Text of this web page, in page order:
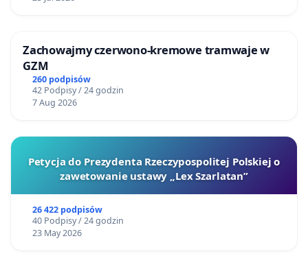
Zachowajmy czerwono-kremowe tramwaje w
GZM
260 podpisów
42 Podpisy / 24 godzin
7 Aug 2026
Petycja do Prezydenta Rzeczypospolitej Polskiej o
zawetowanie ustawy „Lex Szarlatan”
26 422 podpisów
40 Podpisy / 24 godzin
23 May 2026